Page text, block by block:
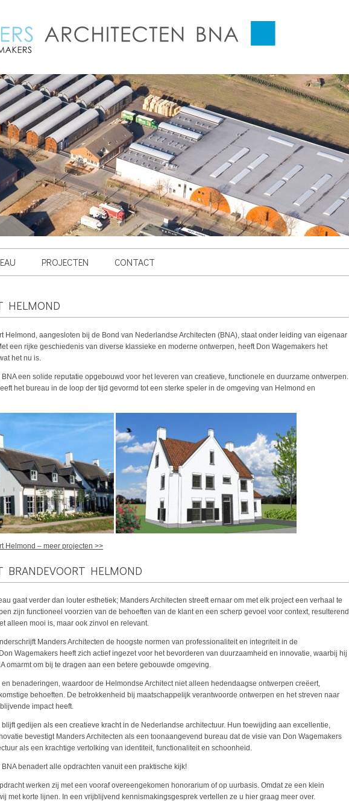
PROJECTEN CONTACT
HELMOND
Helmond, aangesloten bij de Bond van Nederlandse Architecten (BNA), staat onder leiding van eigenaar
een rijke geschiedenis van diverse klassieke en moderne ontwerpen, heeft Don Wagemakers het
het nu is.
BNA een solide reputatie opgebouwd voor het leveren van creatieve, functionele en duurzame ontwerpen.
het bureau in de loop der tijd gevormd tot een sterke speler in de omgeving van Helmond en
Helmond – meer projecten >>
BRANDEVOORT HELMOND
gaat verder dan louter esthetiek; Manders Architecten streeft ernaar om met elk project een verhaal te
zijn functioneel voorzien van de behoeften van de klant en een scherp gevoel voor context, resulterend
alleen mooi is, maar ook zinvol en relevant.
Manders Architecten de hoogste normen van professionaliteit en integriteit in de
Wagemakers heeft zich actief ingezet voor het bevorderen van duurzaamheid en innovatie, waarbij hij
omarmt om bij te dragen aan een betere gebouwde omgeving.
benaderingen, waardoor de Helmondse Architect niet alleen hedendaagse ontwerpen creëert,
behoeften. De betrokkenheid bij maatschappelijk verantwoorde ontwerpen en het streven naar
impact heeft.
blijft gedijen als een creatieve kracht in de Nederlandse architectuur. Hun toewijding aan excellentie,
bevestigt Manders Architecten als een toonaangevend bureau dat de visie van Don Wagemakers
als een krachtige vertolking van identiteit, functionaliteit en schoonheid.
BNA benadert alle opdrachten vanuit een praktische kijk!
werken zij met een vooraf overeengekomen honorarium of op uurbasis. Omdat ze een klein
met korte lijnen. In een vrijblijvend kennismakingsgesprek vertellen ze u hier graag meer over.